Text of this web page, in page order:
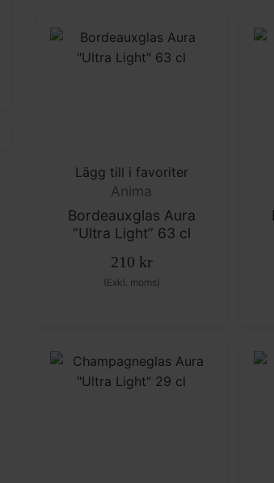
Lägg till i favoriter
Anima
Bordeauxglas Aura
”Ultra Light” 63 cl
210 kr
(Exkl. moms)